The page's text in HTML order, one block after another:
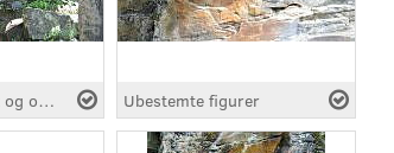
Oversikt over felt og område Ubestemte figurer